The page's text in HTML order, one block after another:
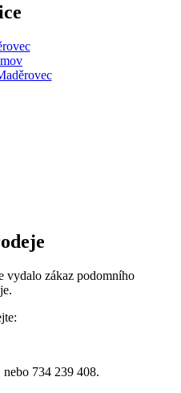
vydalo zákaz podomního
734 239 408.